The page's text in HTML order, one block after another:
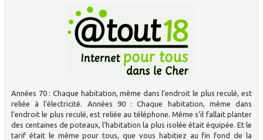
Années 70 : Chaque habitation, même dans l’endroit le plus reculé, est
reliée à l’électricité. Années 90 : Chaque habitation, même dans
l’endroit le plus reculé, est reliée au téléphone. Même s’il fallait planter
des centaines de poteaux, l’habitation la plus isolée était équipée. Et le
tarif était le même pour tous, que vous habitiez au fin fond de la